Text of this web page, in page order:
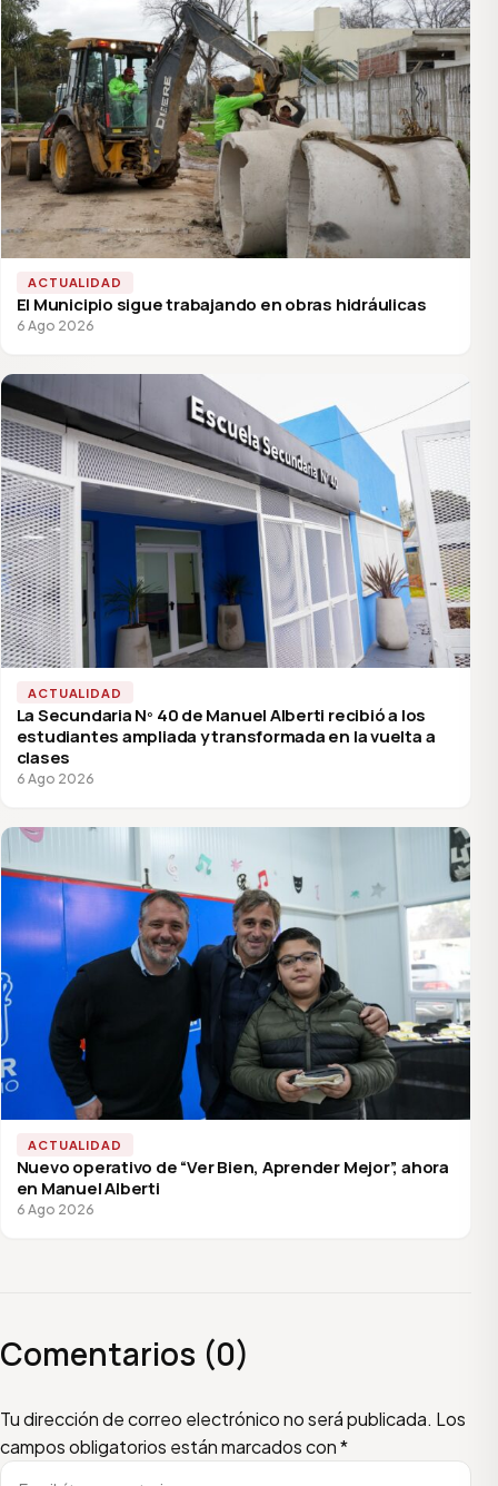
ACTUALIDAD
El Municipio sigue trabajando en obras hidráulicas
6 Ago 2026
ACTUALIDAD
La Secundaria Nº 40 de Manuel Alberti recibió a los
estudiantes ampliada y transformada en la vuelta a
clases
6 Ago 2026
ACTUALIDAD
Nuevo operativo de “Ver Bien, Aprender Mejor”, ahora
en Manuel Alberti
6 Ago 2026
Comentarios (0)
Tu dirección de correo electrónico no será publicada. Los
campos obligatorios están marcados con*
Escribí tu comentario
Nombre
Email